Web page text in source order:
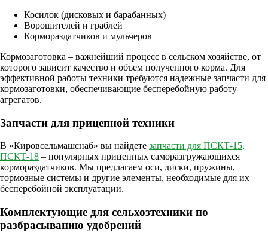
Косилок (дисковых и барабанных)
Ворошителей и граблей
Кормораздатчиков и мульчеров
Кормозаготовка – важнейший процесс в сельском хозяйстве, от
которого зависит качество и объем полученного корма. Для
эффективной работы техники требуются надежные запчасти для
кормозаготовки, обеспечивающие бесперебойную работу
агрегатов.
Запчасти для прицепной техники
В «Кировсельмашснаб» вы найдете запчасти для ПСКТ-15,
ПСКТ-18 – популярных прицепных саморазгружающихся
кормораздатчиков. Мы предлагаем оси, диски, пружины,
тормозные системы и другие элементы, необходимые для их
бесперебойной эксплуатации.
Комплектующие для сельхозтехники по
разбрасыванию удобрений